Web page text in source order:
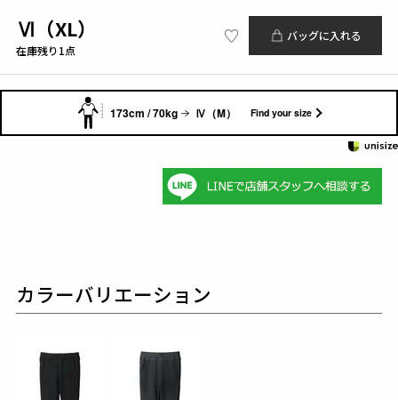
Ⅵ（XL）
在庫残り1点
バッグに入れる
173cm / 70kg Ⅳ（M） Find your size
カラーバリエーション